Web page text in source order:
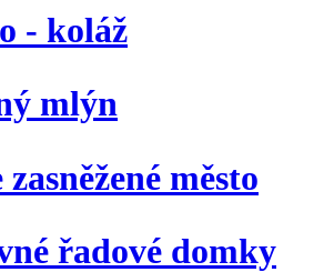
- koláž
mlýn
město
řadové domky